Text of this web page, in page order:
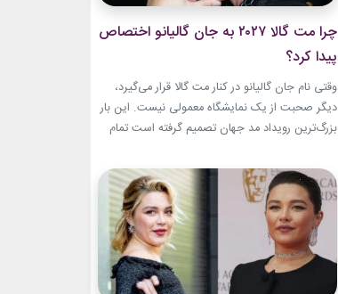
چرا مت گالا ۲۰۲۷ به جان گالیانو اختصاص
پیدا کرد؟
وقتی نام جان گالیانو در کنار مت گالا قرار می‌گیرد،
دیگر صحبت از یک نمایشگاه معمولی نیست. این بار
بزرگ‌ترین رویداد مد جهان تصمیم گرفته است تمام
طراحان تاریخ را به تصویر بکشد. نمایشگاه John
Galliano: Horizons که با عنوان «افق‌های جان
گالیانو» شناخته می‌شود، فقط مرور لباس‌های...